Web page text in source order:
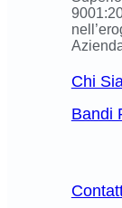
Chi
Bandi